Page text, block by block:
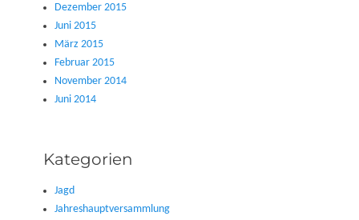
Dezember 2015
Juni 2015
März 2015
Februar 2015
November 2014
Juni 2014
Kategorien
Jagd
Jahreshauptversammlung